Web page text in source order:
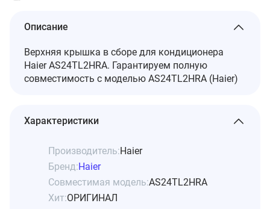
Описание
Верхняя крышка в сборе для кондиционера
Haier AS24TL2HRA. Гарантируем полную
совместимость с моделью AS24TL2HRA (Haier)
Характеристики
Производитель:Haier
Бренд:Haier
Совместимая модель:AS24TL2HRA
Хит:ОРИГИНАЛ